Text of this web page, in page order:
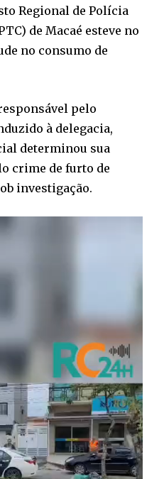
Regional de Polícia
de Macaé esteve no
no consumo de
pelo
à delegacia,
determinou sua
crime de furto de
investigação.